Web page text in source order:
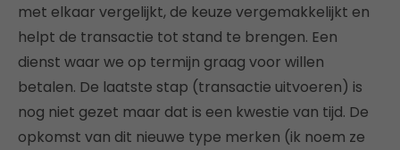
met elkaar vergelijkt, de keuze vergemakkelijkt en
helpt de transactie tot stand te brengen. Een
dienst waar we op termijn graag voor willen
betalen. De laatste stap (transactie uitvoeren) is
nog niet gezet maar dat is een kwestie van tijd. De
opkomst van dit nieuwe type merken (ik noem ze